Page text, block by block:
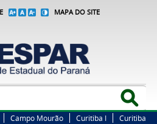
MAPA DO SITE
Campo Mourão Curitiba I
Curitiba